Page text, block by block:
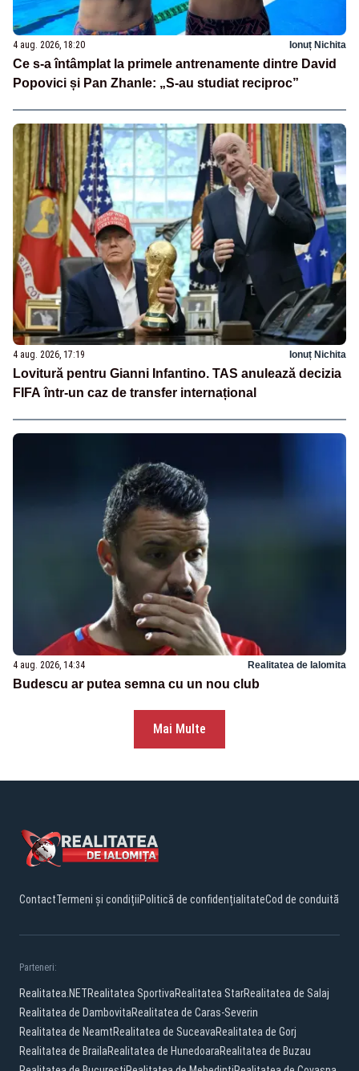
4 aug. 2026, 18:20 Ionuț Nichita
Ce s-a întâmplat la primele antrenamente dintre David
Popovici și Pan Zhanle: „S-au studiat reciproc”
4 aug. 2026, 17:19 Ionuț Nichita
Lovitură pentru Gianni Infantino. TAS anulează decizia
FIFA într-un caz de transfer internațional
4 aug. 2026, 14:34 Realitatea de Ialomita
Budescu ar putea semna cu un nou club
Mai Multe
ContactTermeni și condițiiPolitică de confidențialitateCod de conduită
Parteneri:
Realitatea.NETRealitatea SportivaRealitatea StarRealitatea de Salaj
Realitatea de DambovitaRealitatea de Caras-Severin
Realitatea de NeamtRealitatea de SuceavaRealitatea de Gorj
Realitatea de BrailaRealitatea de HunedoaraRealitatea de Buzau